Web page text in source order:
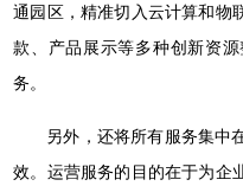
通园区，精准切入云计算和物
款、产品展示等多种创新资
务。
另外，还将所有服务集中
效。运营服务的目的在于为企